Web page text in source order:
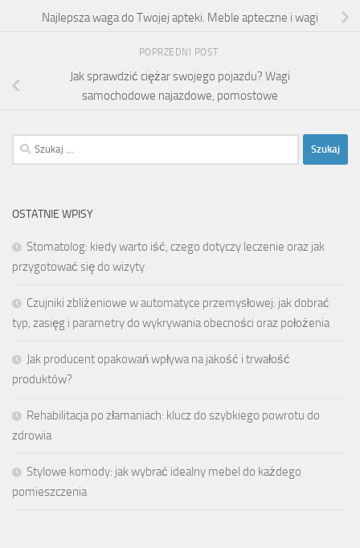
Najlepsza waga do Twojej apteki. Meble apteczne i wagi
POPRZEDNI POST
Jak sprawdzić ciężar swojego pojazdu? Wagi
samochodowe najazdowe, pomostowe
Szukaj:
OSTATNIE WPISY
Stomatolog: kiedy warto iść, czego dotyczy leczenie oraz jak
przygotować się do wizyty
Czujniki zbliżeniowe w automatyce przemysłowej: jak dobrać
typ, zasięg i parametry do wykrywania obecności oraz położenia
Jak producent opakowań wpływa na jakość i trwałość
produktów?
Rehabilitacja po złamaniach: klucz do szybkiego powrotu do
zdrowia
Stylowe komody: jak wybrać idealny mebel do każdego
pomieszczenia